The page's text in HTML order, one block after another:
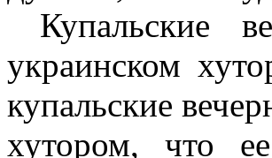
Купальские
украинском
купальские
хутором, что